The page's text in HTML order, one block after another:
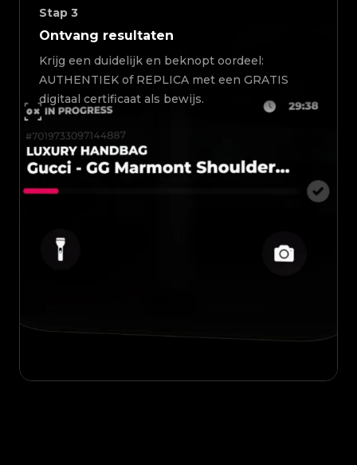
Stap 3
Ontvang resultaten
Krijg een duidelijk en beknopt oordeel:
AUTHENTIEK of REPLICA met een GRATIS
digitaal certificaat als bewijs.